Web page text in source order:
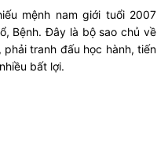
mệnh nam giới tuổi 2007
Bệnh. Đây là bộ sao chủ về
tranh đấu học hành, tiến
bất lợi.